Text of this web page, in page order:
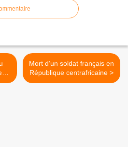
Mort d’un soldat français en
République centrafricaine >